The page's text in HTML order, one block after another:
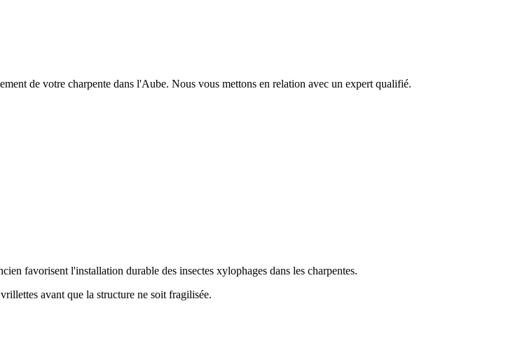
de votre charpente dans l'Aube. Nous vous mettons en relation avec un expert qualifié.
favorisent l'installation durable des insectes xylophages dans les charpentes.
avant que la structure ne soit fragilisée.